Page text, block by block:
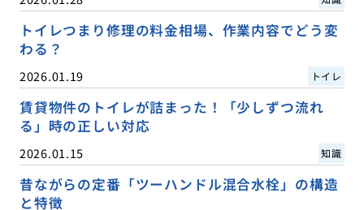
トイレつまり修理の料金相場、作業内容でどう変
わる？
2026.01.19 トイレ
賃貸物件のトイレが詰まった！「少しずつ流れ
る」時の正しい対応
2026.01.15 知識
昔ながらの定番「ツーハンドル混合水栓」の構造
と特徴